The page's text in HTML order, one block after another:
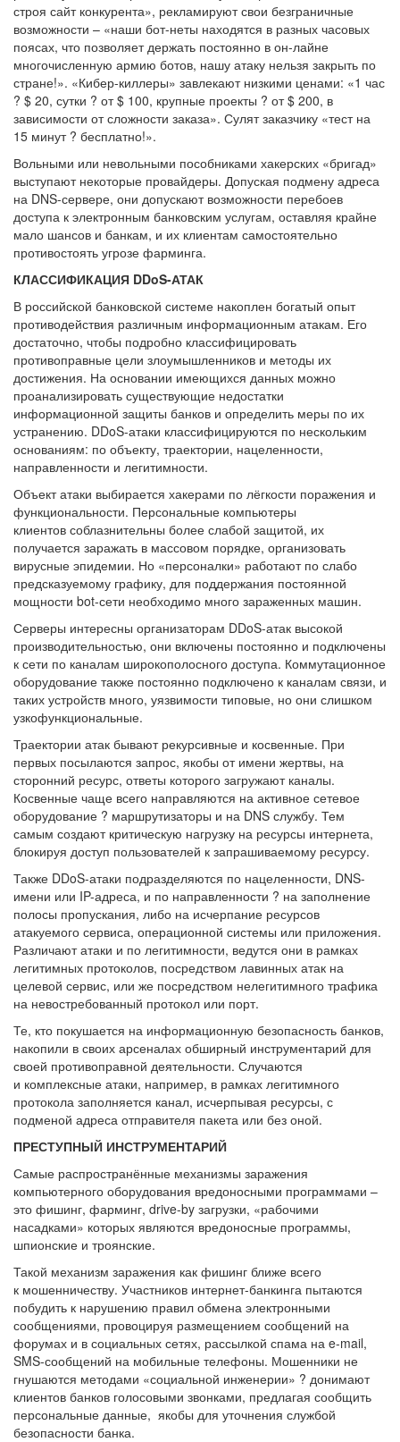
строя сайт конкурента», рекламируют свои безграничные
возможности – «наши бот-неты находятся в разных часовых
поясах, что позволяет держать постоянно в он-лайне
многочисленную армию ботов, нашу атаку нельзя закрыть по
стране!». «Кибер-киллеры» завлекают низкими ценами: «1 час
? $ 20, сутки ? от $ 100, крупные проекты ? от $ 200, в
зависимости от сложности заказа». Сулят заказчику «тест на
15 минут ? бесплатно!».
Вольными или невольными пособниками хакерских «бригад»
выступают некоторые провайдеры. Допуская подмену адреса
на DNS-сервере, они допускают возможности перебоев
доступа к электронным банковским услугам, оставляя крайне
мало шансов и банкам, и их клиентам самостоятельно
противостоять угрозе фарминга.
КЛАССИФИКАЦИЯ DDoS-АТАК
В российской банковской системе накоплен богатый опыт
противодействия различным информационным атакам. Его
достаточно, чтобы подробно классифицировать
противоправные цели злоумышленников и методы их
достижения. На основании имеющихся данных можно
проанализировать существующие недостатки
информационной защиты банков и определить меры по их
устранению. DDoS-атаки классифицируются по нескольким
основаниям: по объекту, траектории, нацеленности,
направленности и легитимности.
Объект атаки выбирается хакерами по лёгкости поражения и
функциональности. Персональные компьютеры
клиентов соблазнительны более слабой защитой, их
получается заражать в массовом порядке, организовать
вирусные эпидемии. Но «персоналки» работают по слабо
предсказуемому графику, для поддержания постоянной
мощности bot-сети необходимо много зараженных машин.
Серверы интересны организаторам DDoS-атак высокой
производительностью, они включены постоянно и подключены
к сети по каналам широкополосного доступа. Коммутационное
оборудование также постоянно подключено к каналам связи, и
таких устройств много, уязвимости типовые, но они слишком
узкофункциональные.
Траектории атак бывают рекурсивные и косвенные. При
первых посылаются запрос, якобы от имени жертвы, на
сторонний ресурс, ответы которого загружают каналы.
Косвенные чаще всего направляются на активное сетевое
оборудование ? маршрутизаторы и на DNS службу. Тем
самым создают критическую нагрузку на ресурсы интернета,
блокируя доступ пользователей к запрашиваемому ресурсу.
Также DDoS-атаки подразделяются по нацеленности, DNS-
имени или IP-адреса, и по направленности ? на заполнение
полосы пропускания, либо на исчерпание ресурсов
атакуемого сервиса, операционной системы или приложения.
Различают атаки и по легитимности, ведутся они в рамках
легитимных протоколов, посредством лавинных атак на
целевой сервис, или же посредством нелегитимного трафика
на невостребованный протокол или порт.
Те, кто покушается на информационную безопасность банков,
накопили в своих арсеналах обширный инструментарий для
своей противоправной деятельности. Случаются
и комплексные атаки, например, в рамках легитимного
протокола заполняется канал, исчерпывая ресурсы, с
подменой адреса отправителя пакета или без оной.
ПРЕСТУПНЫЙ ИНСТРУМЕНТАРИЙ
Самые распространённые механизмы заражения
компьютерного оборудования вредоносными программами –
это фишинг, фарминг, drive-by загрузки, «рабочими
насадками» которых являются вредоносные программы,
шпионские и троянские.
Такой механизм заражения как фишинг ближе всего
к мошенничеству. Участников интернет-банкинга пытаются
побудить к нарушению правил обмена электронными
сообщениями, провоцируя размещением сообщений на
форумах и в социальных сетях, рассылкой спама на e-mail,
SMS-сообщений на мобильные телефоны. Мошенники не
гнушаются методами «социальной инженерии» ? донимают
клиентов банков голосовыми звонками, предлагая сообщить
персональные данные, якобы для уточнения службой
безопасности банка.